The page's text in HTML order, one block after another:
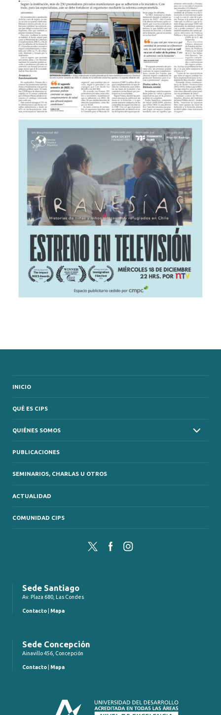
INICIO
QUÉ ES CIPS
QUIÉNES SOMOS
PUBLICACIONES
SEMINARIOS, CHARLAS U OTROS
ACTUALIDAD
COMUNIDAD CIPS
Twitter FacebookInstagram
Sede Santiago
Av. Plaza 680, Las Condes
Contacto Mapa
Sede Concepción
Ainavillo 456, Concepción
Contacto Mapa